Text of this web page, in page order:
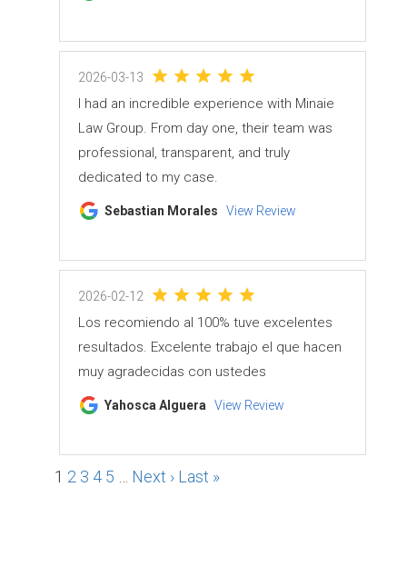
2026-03-13
I had an incredible experience with Minaie
Law Group. From day one, their team was
professional, transparent, and truly
dedicated to my case.
Sebastian Morales View Review
2026-02-12
Los recomiendo al 100% tuve excelentes
resultados. Excelente trabajo el que hacen
muy agradecidas con ustedes
Yahosca Alguera View Review
1 2 3 4 5 Next › Last »